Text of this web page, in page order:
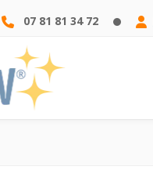
07 81 81 34 72